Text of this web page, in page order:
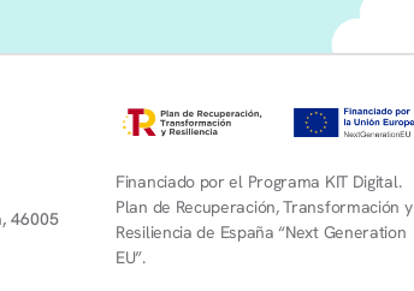
46005
Financiado por el Programa KIT Digital.
Plan de Recuperación, Transformación y
Resiliencia de España “Next Generation
EU”.